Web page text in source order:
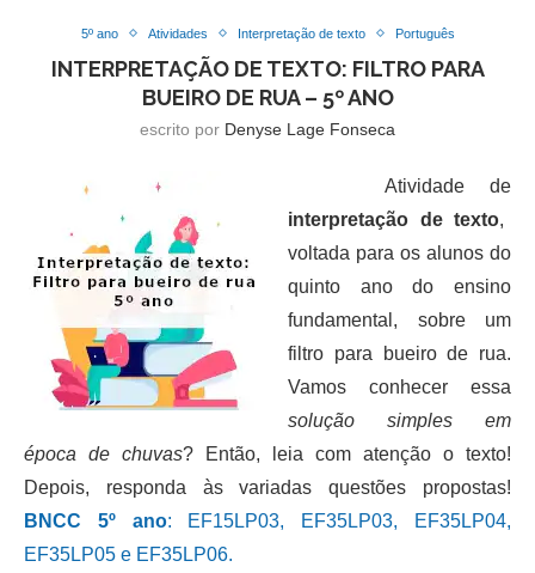
5º ano Atividades Interpretação de texto Português
INTERPRETAÇÃO DE TEXTO: FILTRO PARA
BUEIRO DE RUA – 5º ANO
escrito por Denyse Lage Fonseca
Atividade de
interpretação de texto,
voltada para os alunos do
quinto ano do ensino
fundamental, sobre um
filtro para bueiro de rua.
Vamos conhecer essa
solução simples em
época de chuvas? Então, leia com atenção o texto!
Depois, responda às variadas questões propostas!
BNCC 5º ano: EF15LP03, EF35LP03, EF35LP04,
EF35LP05 e EF35LP06.